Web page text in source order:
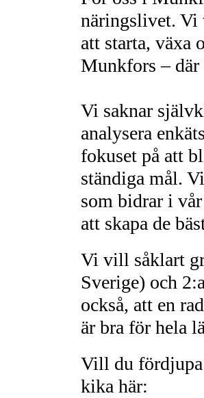
näringslivet. Vi
att starta, växa
Munkfors – där
Vi saknar
analysera
fokuset på att
ständiga mål.
som bidrar i
att skapa de
Vi vill såklart
Sverige) och
också, att en
är bra för hela
Vill du fördjupa
kika här: